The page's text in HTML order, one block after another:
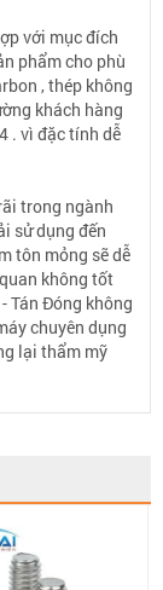
với mục đích
phẩm cho phù
, thép không
khách hàng
. vì đặc tính dễ
trong ngành
sử dụng đến
tôn mỏng sẽ dễ
không tốt
Tán Đóng không
chuyên dụng
lại thẩm mỹ